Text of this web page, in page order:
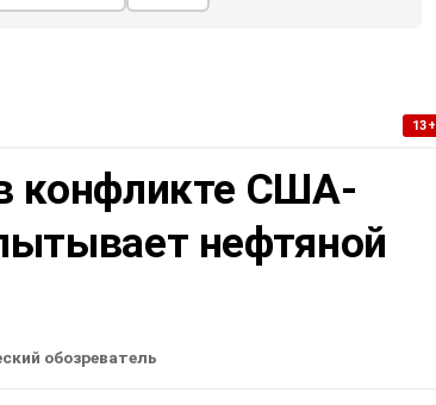
13+
конфликте США-
нефтяной
обозреватель